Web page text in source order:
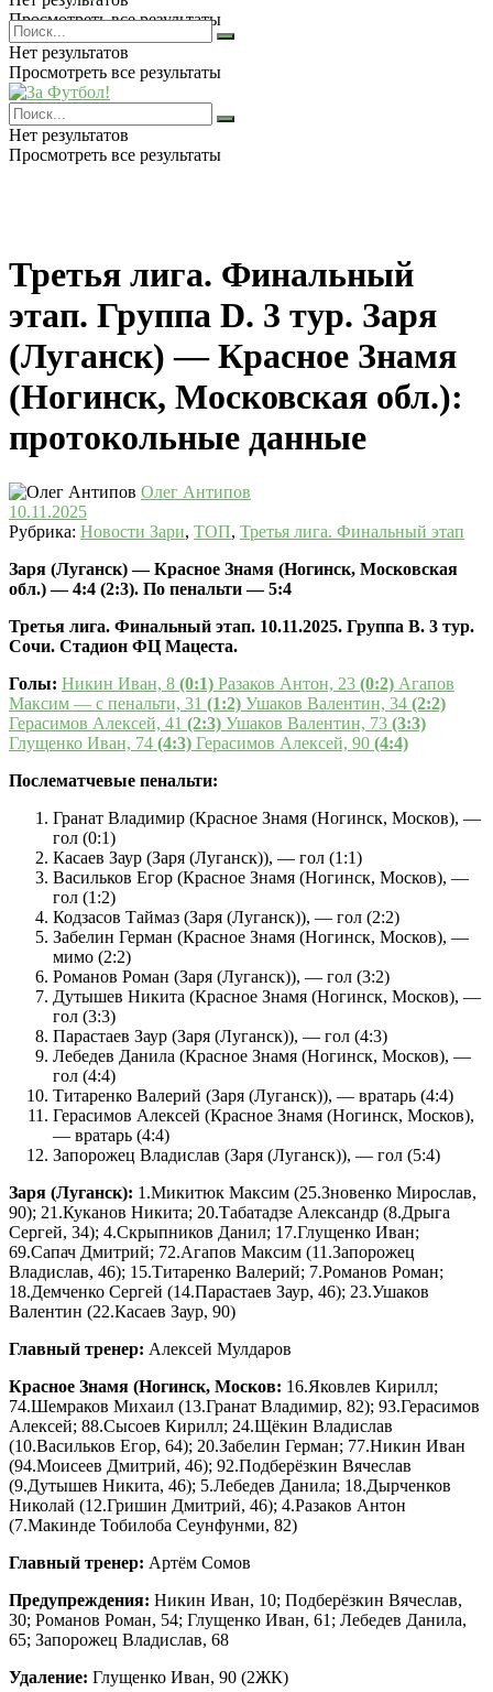
Просмотреть все результаты
Нет результатов
Просмотреть все результаты
Нет результатов
Просмотреть все результаты
Третья лига. Финальный
этап. Группа D. 3 тур. Заря
(Луганск) — Красное Знамя
(Ногинск, Московская обл.):
протокольные данные
Олег Антипов
10.11.2025
Рубрика: Новости Зари, ТОП, Третья лига. Финальный этап
Заря (Луганск) — Красное Знамя (Ногинск, Московская
обл.) — 4:4 (2:3). По пенальти — 5:4
Третья лига. Финальный этап. 10.11.2025. Группа В. 3 тур.
Сочи. Стадион ФЦ Мацеста.
Голы: Никин Иван, 8 (0:1) Разаков Антон, 23 (0:2) Агапов
Максим — с пенальти, 31 (1:2) Ушаков Валентин, 34 (2:2)
Герасимов Алексей, 41 (2:3) Ушаков Валентин, 73 (3:3)
Глущенко Иван, 74 (4:3) Герасимов Алексей, 90 (4:4)
Послематчевые пенальти:
Гранат Владимир (Красное Знамя (Ногинск, Москов), —
гол (0:1)
Касаев Заур (Заря (Луганск)), — гол (1:1)
Васильков Егор (Красное Знамя (Ногинск, Москов), —
гол (1:2)
Кодзасов Таймаз (Заря (Луганск)), — гол (2:2)
Забелин Герман (Красное Знамя (Ногинск, Москов), —
мимо (2:2)
Романов Роман (Заря (Луганск)), — гол (3:2)
Дутышев Никита (Красное Знамя (Ногинск, Москов), —
гол (3:3)
Парастаев Заур (Заря (Луганск)), — гол (4:3)
Лебедев Данила (Красное Знамя (Ногинск, Москов), —
гол (4:4)
Титаренко Валерий (Заря (Луганск)), — вратарь (4:4)
Герасимов Алексей (Красное Знамя (Ногинск, Москов),
— вратарь (4:4)
Запорожец Владислав (Заря (Луганск)), — гол (5:4)
Заря (Луганск): 1.Микитюк Максим (25.Зновенко Мирослав,
90); 21.Куканов Никита; 20.Табатадзе Александр (8.Дрыга
Сергей, 34); 4.Скрыпников Данил; 17.Глущенко Иван;
69.Сапач Дмитрий; 72.Агапов Максим (11.Запорожец
Владислав, 46); 15.Титаренко Валерий; 7.Романов Роман;
18.Демченко Сергей (14.Парастаев Заур, 46); 23.Ушаков
Валентин (22.Касаев Заур, 90)
Главный тренер: Алексей Мулдаров
Красное Знамя (Ногинск, Москов: 16.Яковлев Кирилл;
74.Шемраков Михаил (13.Гранат Владимир, 82); 93.Герасимов
Алексей; 88.Сысоев Кирилл; 24.Щёкин Владислав
(10.Васильков Егор, 64); 20.Забелин Герман; 77.Никин Иван
(94.Моисеев Дмитрий, 46); 92.Подберёзкин Вячеслав
(9.Дутышев Никита, 46); 5.Лебедев Данила; 18.Дырченков
Николай (12.Гришин Дмитрий, 46); 4.Разаков Антон
(7.Макинде Тобилоба Сеунфунми, 82)
Главный тренер: Артём Сомов
Предупреждения: Никин Иван, 10; Подберёзкин Вячеслав,
30; Романов Роман, 54; Глущенко Иван, 61; Лебедев Данила,
65; Запорожец Владислав, 68
Удаление: Глущенко Иван, 90 (2ЖК)